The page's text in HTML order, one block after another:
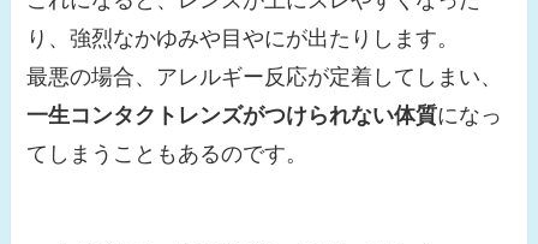
り、強烈なかゆみや目やにが出たりします。
最悪の場合、アレルギー反応が定着してしまい、
一生コンタクトレンズがつけられない体質になっ
てしまうこともあるのです。